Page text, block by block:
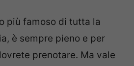
più famoso di tutta la
è sempre pieno e per
prenotare. Ma vale